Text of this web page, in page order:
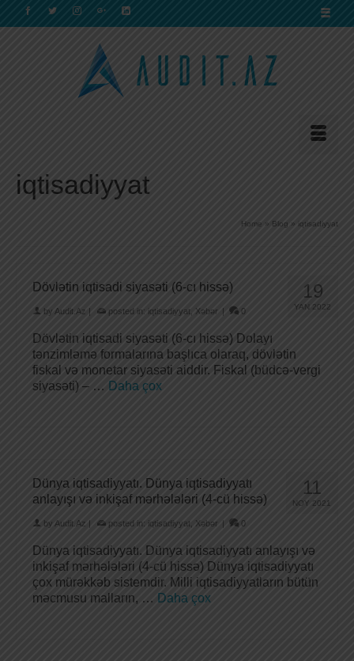
iqtisadiyyat
Home » Blog » iqtisadiyyat
19
YAN 2022
Dövlətin iqtisadi siyasəti (6-cı hissə)
by Audit.Az | posted in: iqtisadiyyat Xəbər | 0
Dövlətin iqtisadi siyasəti (6-cı hissə) Dolayı
tənzimləmə formalarına başlıca olaraq, dövlətin
fiskal və monetar siyasəti aiddir. Fiskal (büdcə-vergi
siyasəti) – … Daha çox
11
NOY 2021
Dünya iqtisadiyyatı. Dünya iqtisadiyyatı
anlayışı və inkişaf mərhələləri (4-cü hissə)
by Audit.Az | posted in: iqtisadiyyat Xəbər | 0
Dünya iqtisadiyyatı. Dünya iqtisadiyyatı anlayışı və
inkişaf mərhələləri (4-cü hissə) Dünya iqtisadiyyatı
çox mürəkkəb sistemdir. Milli iqtisadiyyatların bütün
məcmusu malların, … Daha çox